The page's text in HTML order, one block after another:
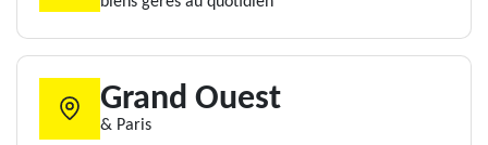
Grand Ouest
& Paris